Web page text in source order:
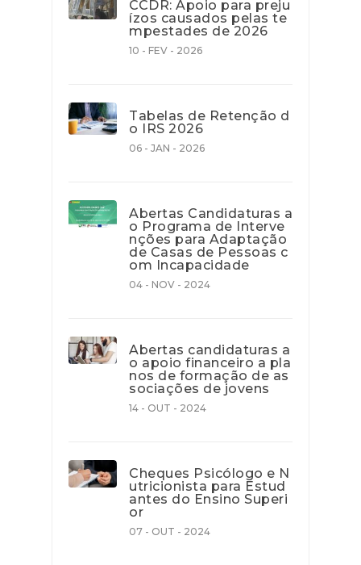
CCDR: Apoio para preju
ízos causados pelas te
mpestades de 2026
10 - FEV - 2026
Tabelas de Retenção d
o IRS 2026
06 - JAN - 2026
Abertas Candidaturas a
o Programa de Interve
nções para Adaptação
de Casas de Pessoas c
om Incapacidade
04 - NOV - 2024
Abertas candidaturas a
o apoio financeiro a pla
nos de formação de as
sociações de jovens
14 - OUT - 2024
Cheques Psicólogo e N
utricionista para Estud
antes do Ensino Superi
or
07 - OUT - 2024